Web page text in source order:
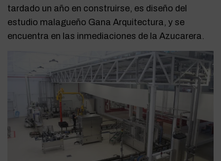
tardado un año en construirse, es diseño del
estudio malagueño Gana Arquitectura, y se
encuentra en las inmediaciones de la Azucarera.